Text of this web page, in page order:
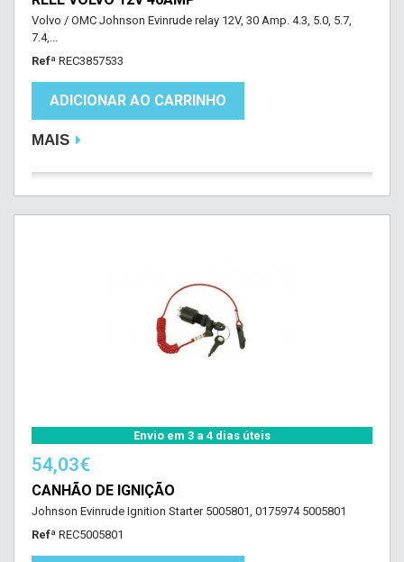
Volvo / OMC Johnson Evinrude relay 12V, 30 Amp. 4.3, 5.0, 5.7,
7.4,...
Refª REC3857533
ADICIONAR AO CARRINHO
MAIS
Envio em 3 a 4 dias úteis
54,03€
CANHÃO DE IGNIÇÃO
Johnson Evinrude Ignition Starter 5005801, 0175974 5005801
Refª REC5005801